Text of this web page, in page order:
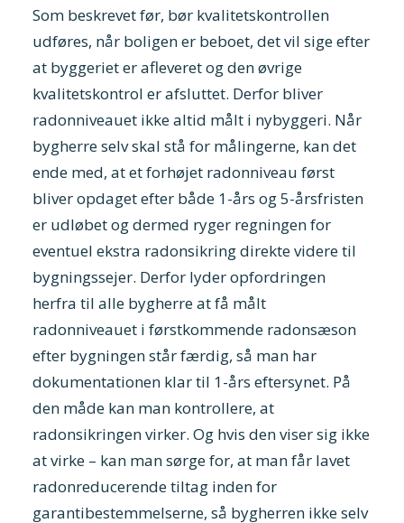
Som beskrevet før, bør kvalitetskontrollen
udføres, når boligen er beboet, det vil sige efter
at byggeriet er afleveret og den øvrige
kvalitetskontrol er afsluttet. Derfor bliver
radonniveauet ikke altid målt i nybyggeri. Når
bygherre selv skal stå for målingerne, kan det
ende med, at et forhøjet radonniveau først
bliver opdaget efter både 1-års og 5-årsfristen
er udløbet og dermed ryger regningen for
eventuel ekstra radonsikring direkte videre til
bygningssejer. Derfor lyder opfordringen
herfra til alle bygherre at få målt
radonniveauet i førstkommende radonsæson
efter bygningen står færdig, så man har
dokumentationen klar til 1-års eftersynet. På
den måde kan man kontrollere, at
radonsikringen virker. Og hvis den viser sig ikke
at virke – kan man sørge for, at man får lavet
radonreducerende tiltag inden for
garantibestemmelserne, så bygherren ikke selv